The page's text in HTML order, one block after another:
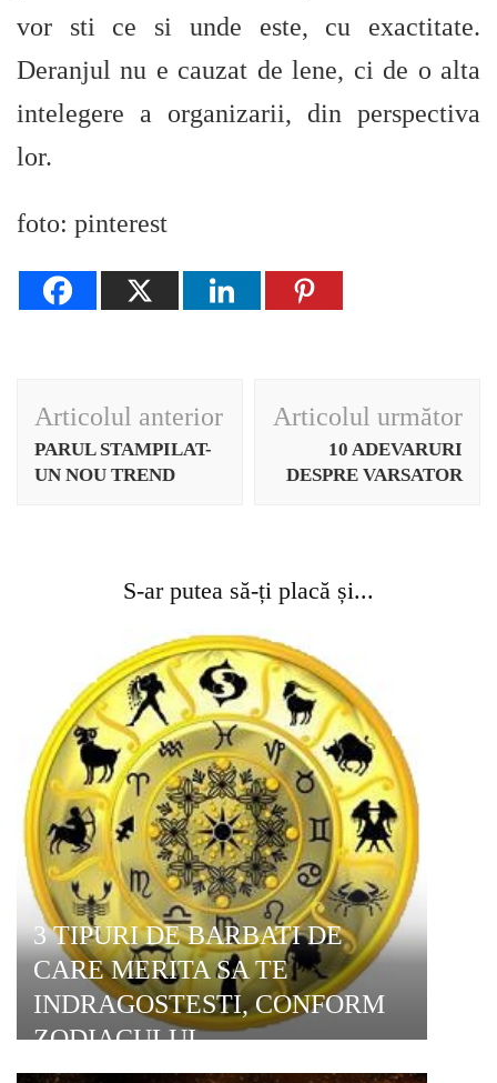
vor sti ce si unde este, cu exactitate.
Deranjul nu e cauzat de lene, ci de o alta
intelegere a organizarii, din perspectiva
lor.
foto: pinterest
Navigare
în
articole
Articolul anterior
PARUL STAMPILAT-
UN NOU TREND
Articolul următor
10 ADEVARURI
DESPRE VARSATOR
S-ar putea să-ți placă și...
3 TIPURI DE BARBATI DE
CARE MERITA SA TE
INDRAGOSTESTI, CONFORM
ZODIACULUI